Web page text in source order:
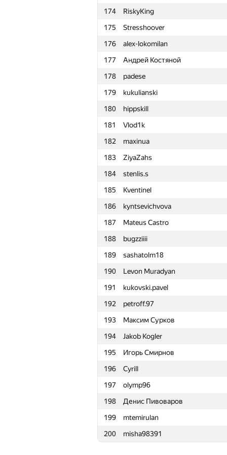
174
RiskyKing
175
Stresshoover
176
alex-lokomilan
177
Андрей Костяной
178
padese
179
kukulianski
180
hippskill
181
Vlod1k
182
maxinua
183
ZiyaZahs
184
stenlis.s
185
Kventinel
186
kyntsevichvova
187
Mateus Castro
188
bugzziiii
189
sashatolm18
190
Levon Muradyan
191
kukovski.pavel
192
petroff.97
193
Максим Сурков
194
Jakob Kogler
195
Игорь Смирнов
196
Cyrill
197
olymp96
198
Денис Пивоваров
199
mtemirulan
200
misha98391
151 kamil111998
152
rebecac.brito
153
000 Anatoly Tolstobrov
154
artoemius
155
sasha mandrik
156
nibnalin
157
Gazizbek7
158
Саня Головин
159
Ahmad Mamdouh
160
qwe.nail
161
Shanin.Andrii
162
a2ei
163
yury.shafran
164
aiyidogan
165
Albert Kidrachev
166
noelnadal
167
filipeabelha
168
x-kolesn
169
evseev.oa
170
yury.grushetsky
171
gamezo1997
172
arsijo
173
makarich1995
174
RiskyKing
175
Stresshoover
176
alex-lokomilan
177
Андрей Костяной